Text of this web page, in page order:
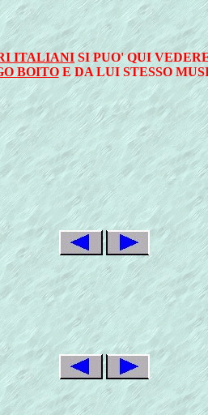
ITALIANISI PUO' QUI
BOITOE DA LUI STESSO